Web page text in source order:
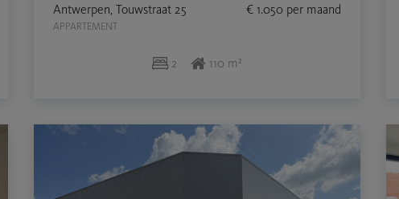
Antwerpen, Touwstraat 25
APPARTEMENT
€ 1.050 per maand
2 110 m²